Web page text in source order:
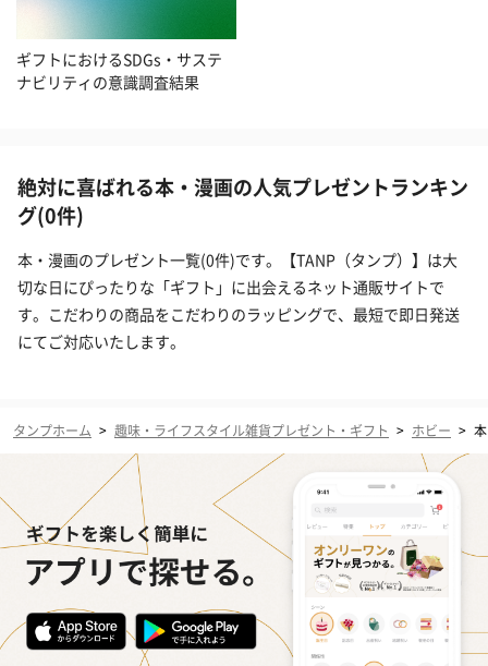
ギフトにおけるSDGs・サステ
ナビリティの意識調査結果
絶対に喜ばれる本・漫画の人気プレゼントランキン
グ(0件)
本・漫画のプレゼント一覧(0件)です。【TANP（タンプ）】は大
切な日にぴったりな「ギフト」に出会えるネット通販サイトで
す。こだわりの商品をこだわりのラッピングで、最短で即日発送
にてご対応いたします。
タンプホーム > 趣味・ライフスタイル雑貨プレゼント・ギフト > ホビー >